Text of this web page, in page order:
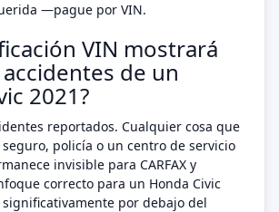
—pague por VIN.
VIN mostrará
de un
2021?
reportados. Cualquier cosa que
policía o un centro de servicio
invisible para CARFAX y
correcto para un Honda Civic
por debajo del